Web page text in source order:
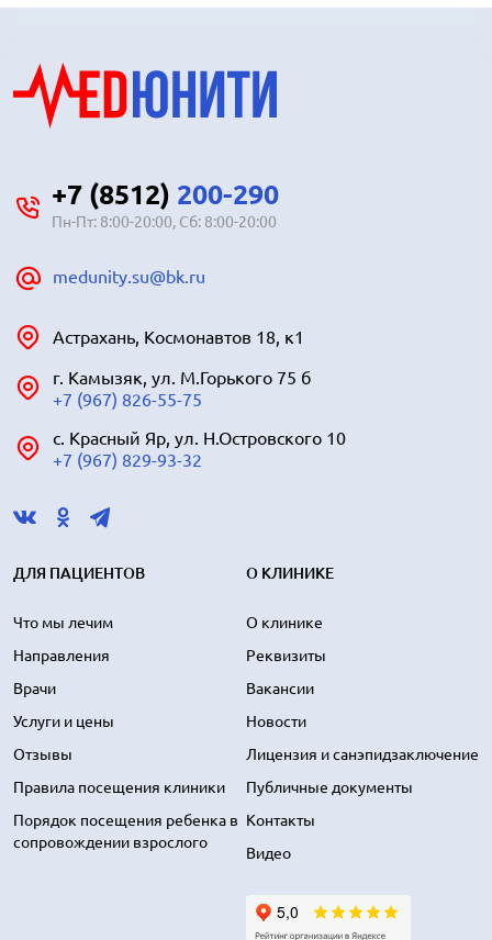
+7 (8512) 200-290
Пн-Пт: 8:00-20:00, Сб: 8:00-20:00
medunity.su@bk.ru
Астрахань, Космонавтов 18, к1
г. Камызяк, ул. М.Горького 75 б
+7 (967) 826-55-75
с. Красный Яр, ул. Н.Островского 10
+7 (967) 829-93-32
ДЛЯ ПАЦИЕНТОВ
Что мы лечим
Направления
Врачи
Услуги и цены
Отзывы
Правила посещения клиники
Порядок посещения ребенка в
сопровождении взрослого
О КЛИНИКЕ
О клинике
Реквизиты
Вакансии
Новости
Лицензия и санэпидзаключение
Публичные документы
Контакты
Видео